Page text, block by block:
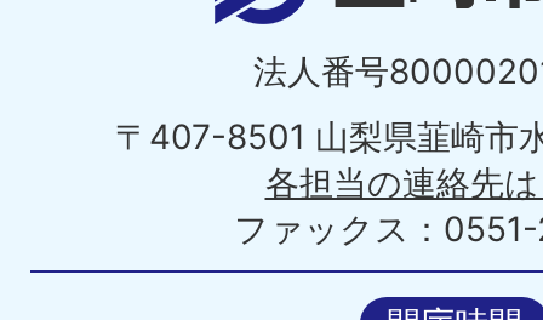
法人番号
〒407-8501 山梨県韮崎市
各担当の連絡先
ファックス：